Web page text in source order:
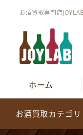
お酒買取専門店
ホーム
お酒買取カテゴリ